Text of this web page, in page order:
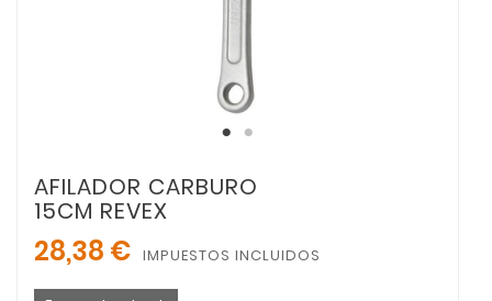
AFILADOR CARBURO
15CM REVEX
28,38 € IMPUESTOS INCLUIDOS